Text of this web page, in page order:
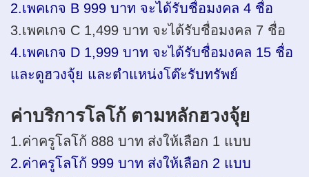
2.เพคเกจ B 999 บาท จะได้รับชื่อมงคล 4 ชื่อ
3.เพคเกจ C 1,499 บาท จะได้รับชื่อมงคล 7 ชื่อ
4.เพคเกจ D 1,999 บาท จะได้รับชื่อมงคล 15 ชื่อ
และดูฮวงจุ้ย และตำแหน่งโต๊ะรับทรัพย์
ค่าบริการโลโก้ ตามหลักฮวงจุ้ย
1.ค่าครูโลโก้ 888 บาท ส่งให้เลือก 1 แบบ
2.ค่าครูโลโก้ 999 บาท ส่งให้เลือก 2 แบบ